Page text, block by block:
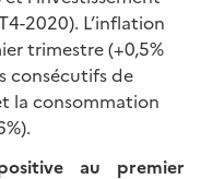
2020). L’inflation
trimestre (+0,5%
consécutifs de
la consommation
au premier